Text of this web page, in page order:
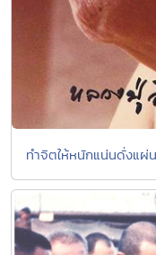
ทำจิตให้หนักแน่นดั่งแผ่